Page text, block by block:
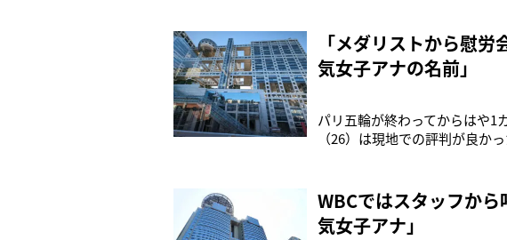
視聴者の皆様をはじめ、関係
まで説明ができていなか
「メダリストから慰
気女子アナの名前」
パリ五輪が終わってからはや1
（26）は現地での評判が良か
主題歌を歌うほどですから、
レビ関係者）特に、五輪期間中
WBCではスタッフか
気女子アナ」